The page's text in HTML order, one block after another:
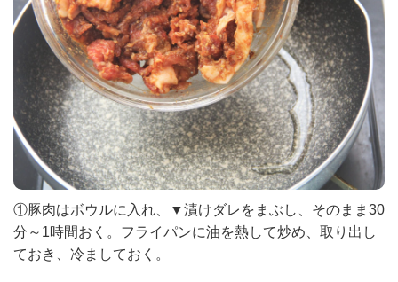
①豚肉はボウルに入れ、▼漬けダレをまぶし、そのまま30
分～1時間おく。フライパンに油を熱して炒め、取り出し
ておき、冷ましておく。